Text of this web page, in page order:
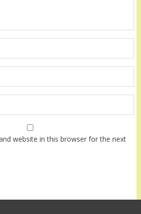
website in this browser for the next